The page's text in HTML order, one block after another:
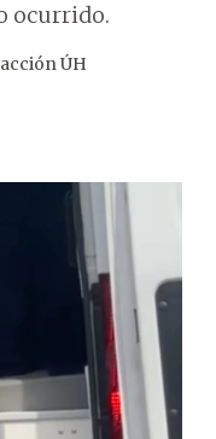
ocurrido.
ÚH